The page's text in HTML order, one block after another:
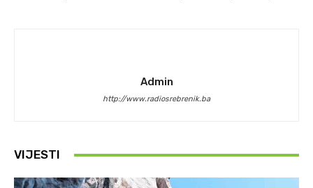
Admin
http://www.radiosrebrenik.ba
VIJESTI